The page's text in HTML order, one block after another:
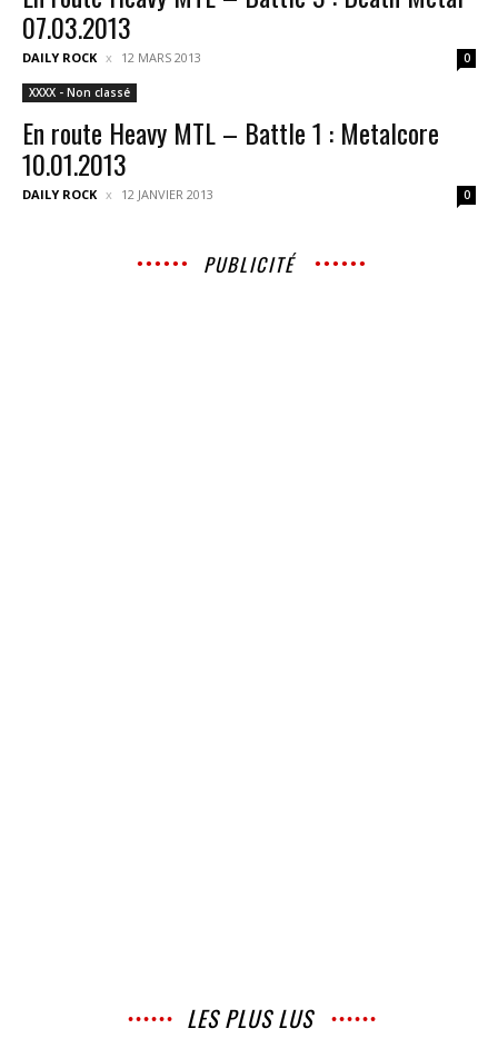
07.03.2013
DAILY ROCK 12 MARS 2013 0
XXXX - Non classé
En route Heavy MTL – Battle 1 : Metalcore
10.01.2013
DAILY ROCK 12 JANVIER 2013 0
PUBLICITÉ
LES PLUS LUS